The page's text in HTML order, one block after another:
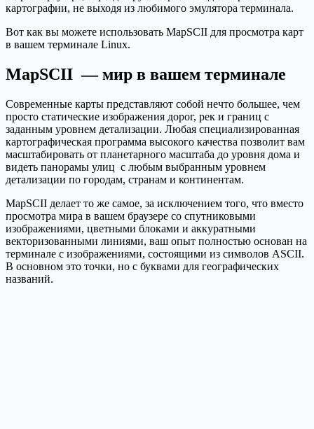
картографии, не выходя из любимого эмулятора терминала.
Вот как вы можете использовать MapSCII для просмотра карт
в вашем терминале Linux.
MapSCII — мир в вашем терминале
Современные карты представляют собой нечто большее, чем
просто статические изображения дорог, рек и границ с
заданным уровнем детализации. Любая специализированная
картографическая программа высокого качества позволит вам
масштабировать от планетарного масштаба до уровня дома и
видеть панорамы улиц с любым выбранным уровнем
детализации по городам, странам и континентам.
MapSCII делает то же самое, за исключением того, что вместо
просмотра мира в вашем браузере со спутниковыми
изображениями, цветными блоками и аккуратными
векторизованными линиями, ваш опыт полностью основан на
терминале с изображениями, состоящими из символов ASCII.
В основном это точки, но с буквами для географических
названий.